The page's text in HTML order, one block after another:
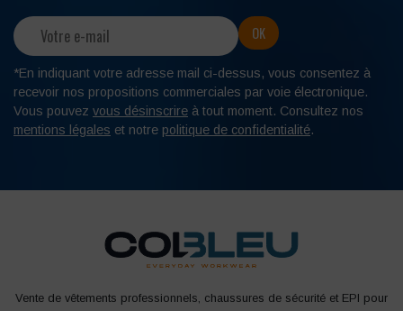
*En indiquant votre adresse mail ci-dessus, vous consentez à
recevoir nos propositions commerciales par voie électronique.
Vous pouvez vous désinscrire à tout moment. Consultez nos
mentions légales et notre politique de confidentialité.
Vente de vêtements professionnels, chaussures de sécurité et EPI pour